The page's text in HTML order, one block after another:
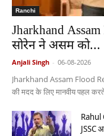
Ranchi
Jharkhand
सोरेन ने असम को...
Anjali Singh - 06-08-2026
Jharkhand Assam Flood
की मदद के लिए मानवीय पहल
Rahul
JSSC